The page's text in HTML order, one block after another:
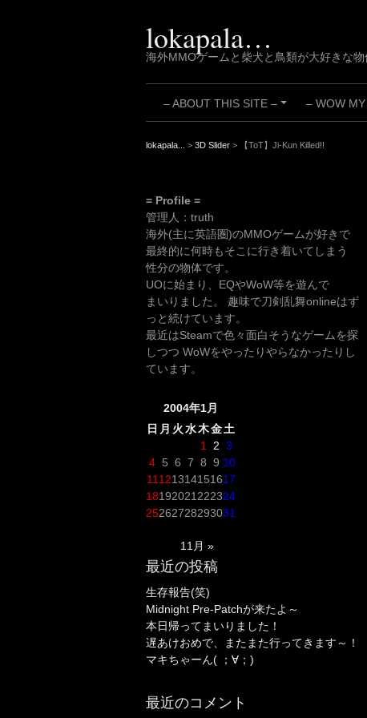
lokapala…
海外MMOゲームと柴犬と鳥類が大好きな
+
– ABOUT THIS SITE – – WOW
lokapala... > 3D Slider > 【ToT】Ji-Kun Killed!!
= Profile =
管理人：truth
海外(主に英語圏)のMMOゲームが好きで
最終的に何時もそこに行き着いてしまう
性分の物体です。
UOに始まり、EQやWoW等を遊んで
まいりました。 趣味で刀剣乱舞onlineはず
っと続けています。
最近はSteamで色々面白そうなゲームを探
しつつ WoWをやったりやらなかったりし
ています。
2004年1月
日 月 火水木金土
1
2 3
4 5 6 7 8 9 10
11 121314151617
18192021 222324
25262728293031
11月 »
最近の投稿
生存報告(笑)
Midnight Pre-Patchが来たよ～
本日帰ってまいりました！
遅あけおめで、またまた行ってきます～！
マキちゃーん( ；∀；)
最近のコメント